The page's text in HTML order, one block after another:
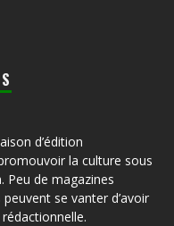
d’édition
la culture sous
de magazines
se vanter d’avoir